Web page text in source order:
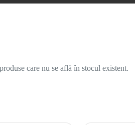
care nu se află în stocul existent.